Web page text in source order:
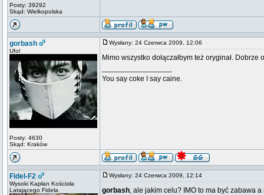
Posty: 39292
Skąd: Wielkopolska
gorbash
Ufol
Posty: 4630
Skąd: Kraków
Wysłany: 24 Czerwca 2009, 12:06
Mimo wszystko dołączałbym też oryginał.
You say coke I say caine.
Fidel-F2
Wysoki Kapłan Kościoła
Latającego Fidela
Wysłany: 24 Czerwca 2009, 12:14
gorbash, ale jakim celu? IMO to ma być zabawa